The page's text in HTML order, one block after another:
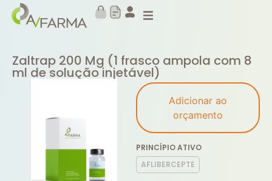
Zaltrap 200 Mg (1 frasco ampola com 8
ml de solução injetável)
Adicionar ao
orçamento
PRINCÍPIO ATIVO
AFLIBERCEPTE